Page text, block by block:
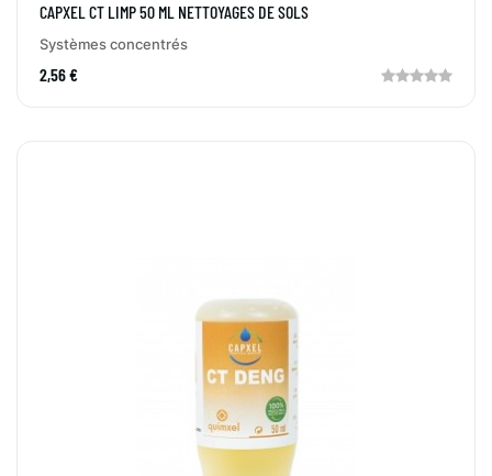
CAPXEL CT LIMP 50 ML NETTOYAGES DE SOLS
Systèmes concentrés
2,56 €